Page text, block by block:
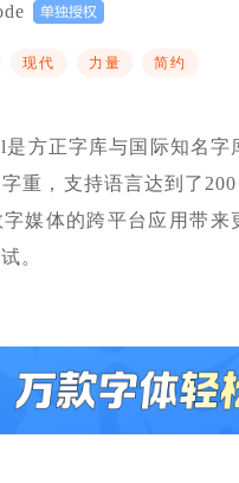
现代 力量 简约
是方正字库与国际知名
重，支持语言达到了
媒体的跨平台应用带
。